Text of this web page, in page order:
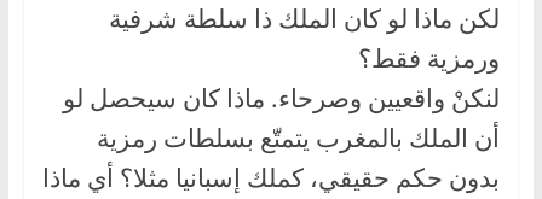
لكن ماذا لو كان الملك ذا سلطة شرفية
ورمزية فقط؟
لنكنْ واقعيين وصرحاء. ماذا كان سيحصل لو
أن الملك بالمغرب يتمتّع بسلطات رمزية
بدون حكم حقيقي، كملك إسبانيا مثلا؟ أي ماذا